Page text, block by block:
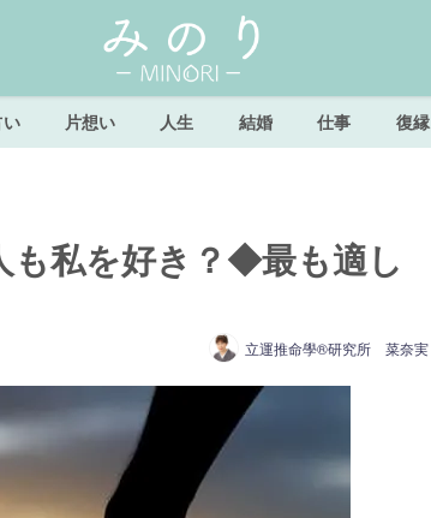
片想い 人生 結婚 仕事 復縁
も私を好き？◆最も適し
立運推命學®研究所 菜奈実